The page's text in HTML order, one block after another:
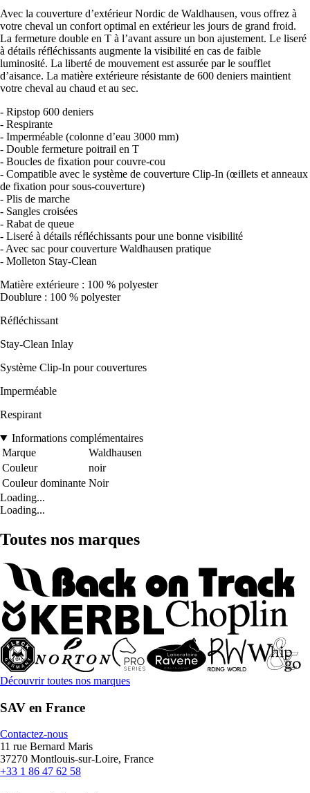
Avec la couverture d’extérieur Nordic de Waldhausen, vous offrez à
votre cheval un confort optimal en extérieur les jours de grand froid.
La fermeture double en T à l’avant assure un bon ajustement. Le liseré
à détails réfléchissants augmente la visibilité en cas de faible
luminosité. La liberté de mouvement est assurée par le soufflet
d’aisance. La matière extérieure résistante de 600 deniers maintient
votre cheval au chaud et au sec.
- Ripstop 600 deniers
- Respirante
- Imperméable (colonne d’eau 3000 mm)
- Double fermeture poitrail en T
- Boucles de fixation pour couvre-cou
- Compatible avec le système de couverture Clip-In (œillets et anneaux
de fixation pour sous-couverture)
- Plis de marche
- Sangles croisées
- Rabat de queue
- Liseré à détails réfléchissants pour une bonne visibilité
- Avec sac pour couverture Waldhausen pratique
- Molleton Stay-Clean
Matière extérieure : 100 % polyester
Doublure : 100 % polyester
Réfléchissant
Stay-Clean Inlay
Système Clip-In pour couvertures
Imperméable
Respirant
Informations complémentaires
Marque
Waldhausen
Couleur
noir
Couleur dominante Noir
Loading...
Loading...
Toutes nos marques
Découvrir toutes nos marques
SAV en France
Contactez-nous
11 rue Bernard Maris
37270 Montlouis-sur-Loire, France
+33 1 86 47 62 58